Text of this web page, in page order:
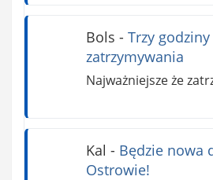
Bols - Trzy
zatrzymywania
Najważniejsze że
Kal - Będzie nowa
Ostrowie!